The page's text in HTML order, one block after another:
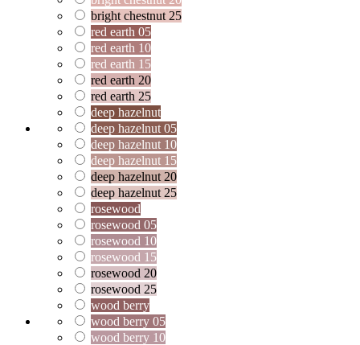
bright chestnut 25
red earth 05
red earth 10
red earth 15
red earth 20
red earth 25
deep hazelnut
deep hazelnut 05
deep hazelnut 10
deep hazelnut 15
deep hazelnut 20
deep hazelnut 25
rosewood
rosewood 05
rosewood 10
rosewood 15
rosewood 20
rosewood 25
wood berry
wood berry 05
wood berry 10